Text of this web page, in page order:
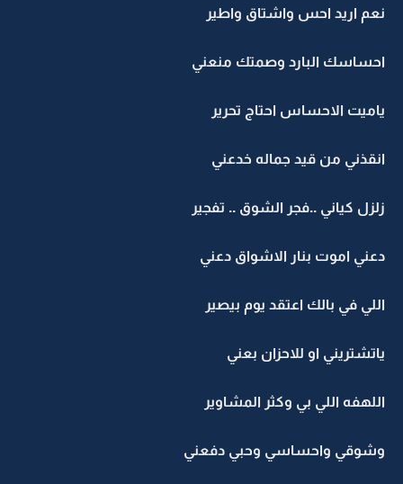
نعم اريد احس واشتاق واطير
احساسك البارد وصمتك منعني
ياميت الاحساس احتاج تحرير
انقذني من قيد جماله خدعني
زلزل كياني ..فجر الشوق .. تفجير
دعني اموت بنار الاشواق دعني
اللي في بالك اعتقد يوم بيصير
ياتشتريني او للاحزان بعني
اللهفه اللي بي وكثر المشاوير
وشوقي واحساسي وحبي دفعني